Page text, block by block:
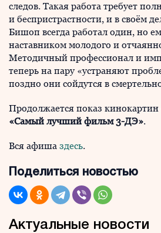
следов. Такая работа требует
и беспристрастности, и в своём
Бишоп всегда работал один, но
наставником молодого и
Методичный профессионал и
теперь на пару «устраняют
поздно они сойдутся в
Продолжается показ кинокартин
«Самый лучший фильм 3-ДЭ».
Вся афиша здесь.
Поделиться новостью
Актуальные новости